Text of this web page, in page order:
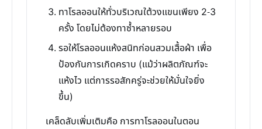
ทาโรลออนให้ทั่วบริเวณใต้วงแขนเพียง 2-3
ครั้ง โดยไม่ต้องทาซ้ำหลายรอบ
รอให้โรลออนแห้งสนิทก่อนสวมเสื้อผ้า เพื่อ
ป้องกันการเกิดคราบ (แม้ว่าผลิตภัณฑ์จะ
แห้งไว แต่การรอสักครู่จะช่วยให้มั่นใจยิ่ง
ขึ้น)
เคล็ดลับเพิ่มเติมคือ การทาโรลออนในตอน